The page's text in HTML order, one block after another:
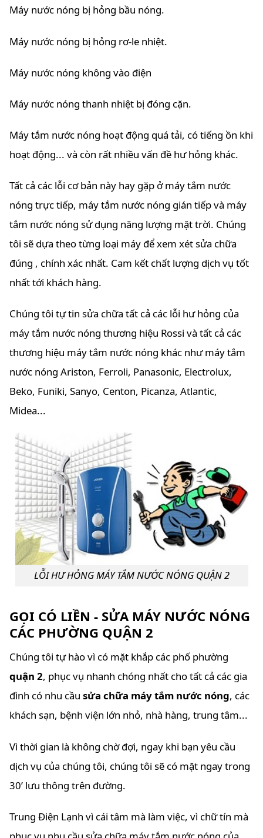
Máy nước nóng bị hỏng bầu nóng.
Máy nước nóng bị hỏng rơ-le nhiệt.
Máy nước nóng không vào điện
Máy nước nóng thanh nhiệt bị đóng cặn.
Máy tắm nước nóng hoạt động quá tải, có tiếng ồn khi
hoạt động... và còn rất nhiều vấn đề hư hỏng khác.
Tất cả các lỗi cơ bản này hay gặp ở máy tắm nước
nóng trực tiếp, máy tắm nước nóng gián tiếp và máy
tắm nước nóng sử dụng năng lượng mặt trời. Chúng
tôi sẽ dựa theo từng loại máy để xem xét sửa chữa
đúng , chính xác nhất. Cam kết chất lượng dịch vụ tốt
nhất tới khách hàng.
Chúng tôi tự tin sửa chữa tất cả các lỗi hư hỏng của
máy tắm nước nóng thương hiệu Rossi và tất cả các
thương hiệu máy tắm nước nóng khác như máy tắm
nước nóng Ariston, Ferroli, Panasonic, Electrolux,
Beko, Funiki, Sanyo, Centon, Picanza, Atlantic,
Midea...
LỖI HƯ HỎNG MÁY TẮM NƯỚC NÓNG QUẬN 2
GỌI CÓ LIỀN - SỬA MÁY NƯỚC NÓNG
CÁC PHƯỜNG QUẬN 2
Chúng tôi tự hào vì có mặt khắp các phố phường
quận 2, phục vụ nhanh chóng nhất cho tất cả các gia
đình có nhu cầu sửa chữa máy tắm nước nóng, các
khách sạn, bệnh viện lớn nhỏ, nhà hàng, trung tâm...
Vì thời gian là không chờ đợi, ngay khi bạn yêu cầu
dịch vụ của chúng tôi, chúng tôi sẽ có mặt ngay trong
30’ lưu thông trên đường.
Trung Điện Lạnh vì cái tâm mà làm việc, vì chữ tín mà